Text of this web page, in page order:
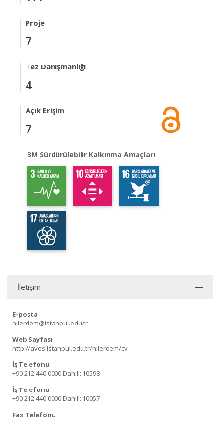
Proje
7
Tez Danışmanlığı
4
Açık Erişim
7
BM Sürdürülebilir Kalkınma Amaçları
İletişim
E-posta
nilerdem@istanbul.edu.tr
Web Sayfası
http://aves.istanbul.edu.tr/nilerdem/cv
İş Telefonu
+90 212 440 0000 Dahili: 10598
İş Telefonu
+90 212 440 0000 Dahili: 10057
Fax Telefonu